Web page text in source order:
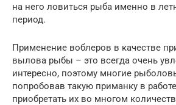
на него ловиться рыба именно в
период.
Применение воблеров в качестве
вылова рыбы – это всегда очень
интересно, поэтому многие
попробовав такую приманку в
приобретать их во многом